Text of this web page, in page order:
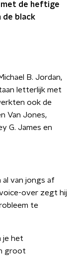
de heftige
de black
B. Jordan,
letterlijk met
ook de
Van Jones,
G. James en
van jongs af
over zegt hij
te
je het
groot